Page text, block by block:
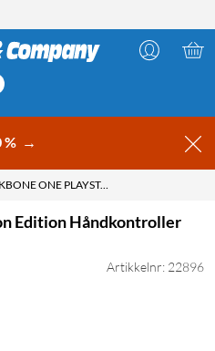
% →
BACKBONE ONE PLAYSTATION EDITION HÅNDKONTROLLER FOR USB-C (GEN. 1)
Edition Håndkontroller
Artikkelnr: 22896